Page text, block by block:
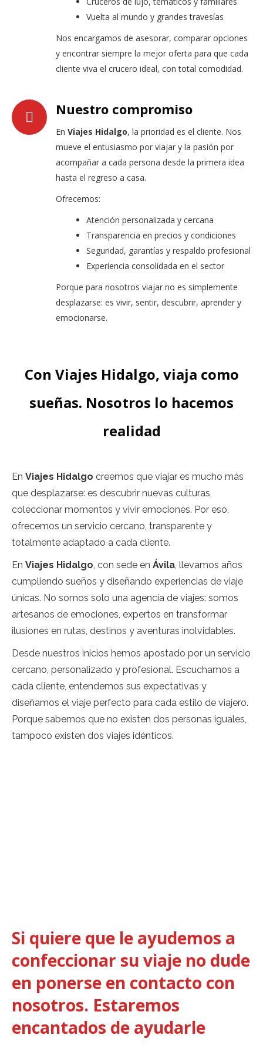
Vuelta al mundo y grandes travesías
Nos encargamos de asesorar, comparar opciones
y encontrar siempre la mejor oferta para que cada
cliente viva el crucero ideal, con total comodidad.
Nuestro compromiso
En Viajes Hidalgo, la prioridad es el cliente. Nos
mueve el entusiasmo por viajar y la pasión por
acompañar a cada persona desde la primera idea
hasta el regreso a casa.
Ofrecemos:
Atención personalizada y cercana
Transparencia en precios y condiciones
Seguridad, garantías y respaldo profesional
Experiencia consolidada en el sector
Porque para nosotros viajar no es simplemente
desplazarse: es vivir, sentir, descubrir, aprender y
emocionarse.
Con Viajes Hidalgo, viaja como
sueñas. Nosotros lo hacemos
realidad
En Viajes Hidalgo creemos que viajar es mucho más
que desplazarse: es descubrir nuevas culturas,
coleccionar momentos y vivir emociones. Por eso,
ofrecemos un servicio cercano, transparente y
totalmente adaptado a cada cliente.
En Viajes Hidalgo, con sede en Ávila, llevamos años
cumpliendo sueños y diseñando experiencias de viaje
únicas. No somos solo una agencia de viajes: somos
artesanos de emociones, expertos en transformar
ilusiones en rutas, destinos y aventuras inolvidables.
Desde nuestros inicios hemos apostado por un servicio
cercano, personalizado y profesional. Escuchamos a
cada cliente, entendemos sus expectativas y
diseñamos el viaje perfecto para cada estilo de viajero.
Porque sabemos que no existen dos personas iguales,
tampoco existen dos viajes idénticos.
Si quiere que le ayudemos a
confeccionar su viaje no dude
en ponerse en contacto con
nosotros. Estaremos
encantados de ayudarle